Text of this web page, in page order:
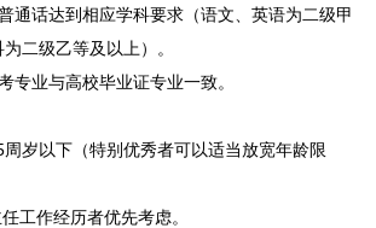
通话达到相应学科要求（语文、英语为二级甲
二级乙等及以上）。
专业与高校毕业证专业一致。
岁以下（特别优秀者可以适当放宽年龄限
工作经历者优先考虑。